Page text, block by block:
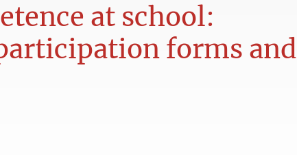
at school:
forms and